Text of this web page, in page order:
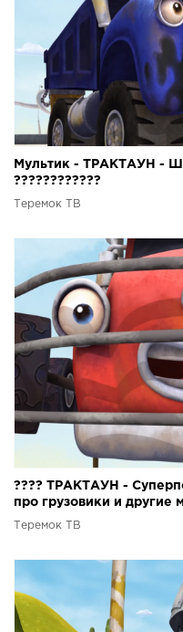
Мультик - ТРАКТАУН -
????????????
Теремок ТВ
???? ТРАКТАУН -
про грузовики и другие
Теремок ТВ